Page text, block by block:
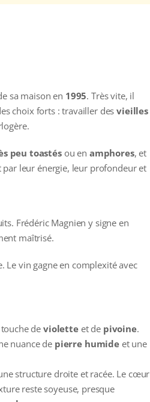
sa maison en 1995. Très vite, il
choix forts : travailler desvieilles
peu toastésou en amphores, et
par leur énergie, leur profondeur et
Frédéric Magnien y signe en
maîtrisé.
vin gagne en complexité avec
devioletteet de pivoine.
nuance de pierre humideet une
structure droite et racée. Le cœur
reste soyeuse, presque